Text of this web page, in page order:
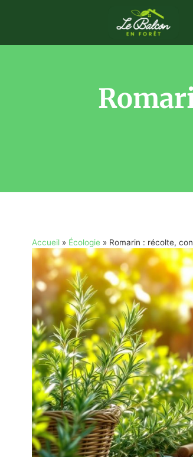
Accueil» Écologie » Romarin : récolte,